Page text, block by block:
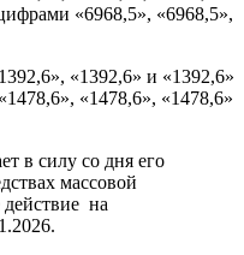
«6968,5», «6968,5»,
«1392,6» и «1392,6»
«1478,6», «1478,6»
в силу со дня его
массовой
на